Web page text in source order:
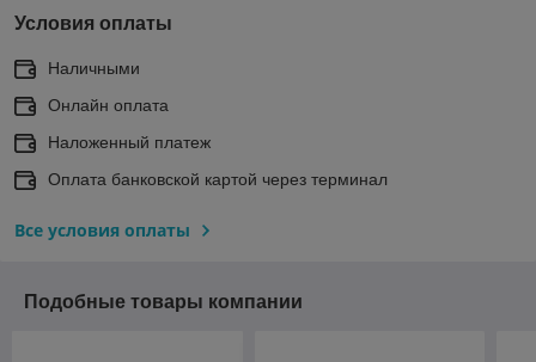
Условия оплаты
Наличными
Онлайн оплата
Наложенный платеж
Оплата банковской картой через терминал
Все условия оплаты
Подобные товары компании